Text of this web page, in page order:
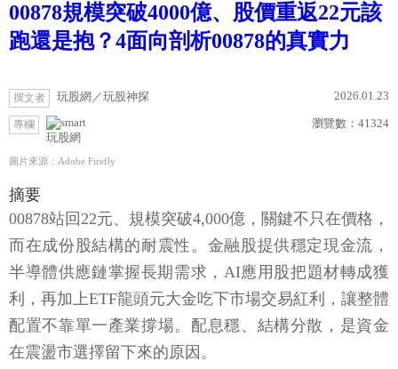
00878規模突破4000億、股價重返22元該
跑還是抱？4面向剖析00878的真實力
撰文者 玩股網／玩股神探 2026.01.23
專欄
玩股網
瀏覽數： 41324
圖片來源：Adobe Firefly
摘要
00878站回22元、規模突破4,000億，關鍵不只在價格，
而在成份股結構的耐震性。金融股提供穩定現金流，
半導體供應鏈掌握長期需求，AI應用股把題材轉成獲
利，再加上ETF龍頭元大金吃下市場交易紅利，讓整體
配置不靠單一產業撐場。配息穩、結構分散，是資金
在震盪市選擇留下來的原因。